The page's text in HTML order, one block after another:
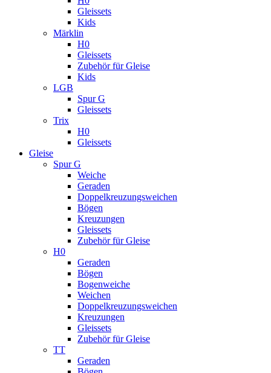
Gleissets
Kids
Märklin
H0
Gleissets
Zubehör für Gleise
Kids
LGB
Spur G
Gleissets
Trix
H0
Gleissets
Gleise
Spur G
Weiche
Geraden
Doppelkreuzungsweichen
Bögen
Kreuzungen
Gleissets
Zubehör für Gleise
H0
Geraden
Bögen
Bogenweiche
Weichen
Doppelkreuzungsweichen
Kreuzungen
Gleissets
Zubehör für Gleise
TT
Geraden